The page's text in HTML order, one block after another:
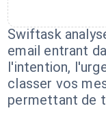
Swiftask
email entrant
l'intention,
classer vos
permettant de